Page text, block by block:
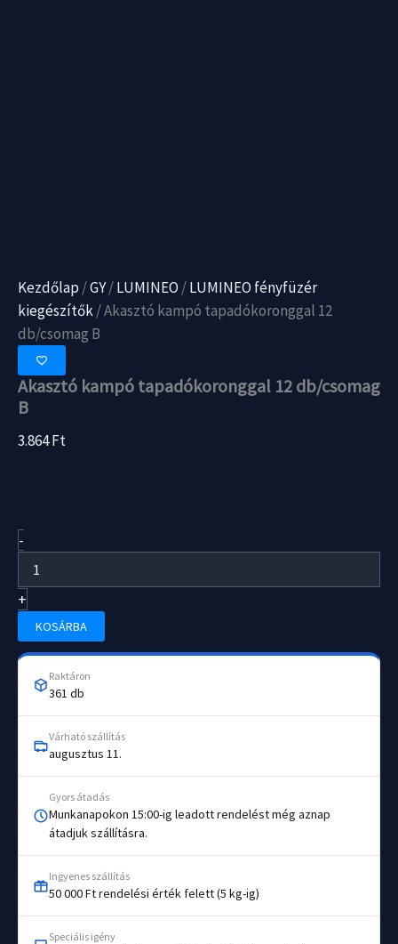
Kezdőlap /GY/LUMINEO /LUMINEO fényfüzér
kiegészítők/ Akasztó kampó tapadókoronggal 12
db/csomag B
Akasztó kampó tapadókoronggal 12 db/csomag
B
3.864Ft
-
kampó
tapadókoronggal
12
db/csomag
mennyiség
+
KOSÁRBA
Raktáron
361 db
Várható szállítás
augusztus 11.
Gyors átadás
Munkanapokon 15:00-ig leadott rendelést még aznap
átadjuk szállításra.
Ingyenes szállítás
50 000 Ft rendelési érték felett (5 kg-ig)
Speciális igény